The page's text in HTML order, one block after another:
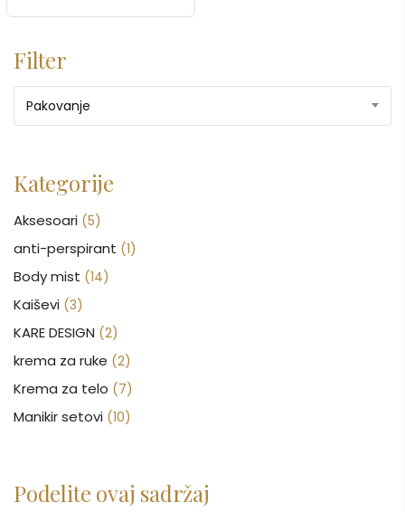
Filter
Pakovanje
Kategorije
Aksesoari (5)
anti-perspirant (1)
Body mist (14)
Kaiševi (3)
KARE DESIGN (2)
krema za ruke (2)
Krema za telo (7)
Manikir setovi (10)
Nega lica (88)
Podelite ovaj sadržaj